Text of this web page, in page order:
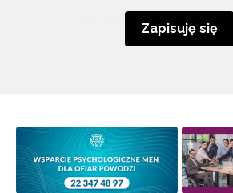
Zapisuję się